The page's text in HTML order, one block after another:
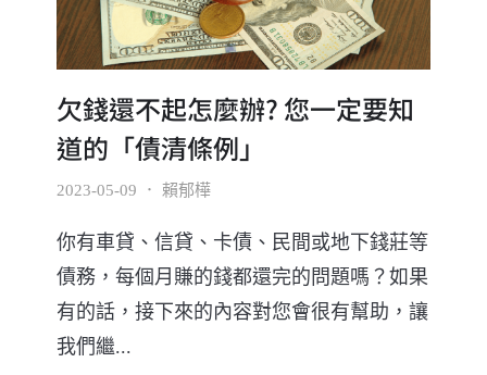
欠錢還不起怎麼辦? 您一定要知
道的「債清條例」
2023-05-09 ． 賴郁樺
你有車貸、信貸、卡債、民間或地下錢莊等
債務，每個月賺的錢都還完的問題嗎？如果
有的話，接下來的內容對您會很有幫助，讓
我們繼...